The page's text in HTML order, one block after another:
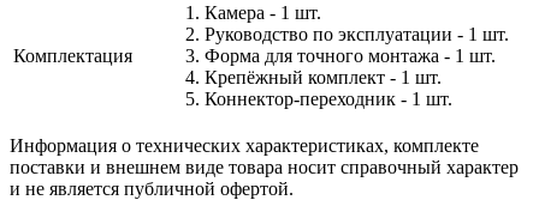
Комплектация
1. Камера - 1 шт.
2. Руководство по эксплуатации - 1 шт.
3. Форма для точного монтажа - 1 шт.
4. Крепёжный комплект - 1 шт.
5. Коннектор-переходник - 1 шт.
Информация о технических характеристиках, комплекте
поставки и внешнем виде товара носит справочный характер
и не является публичной офертой.